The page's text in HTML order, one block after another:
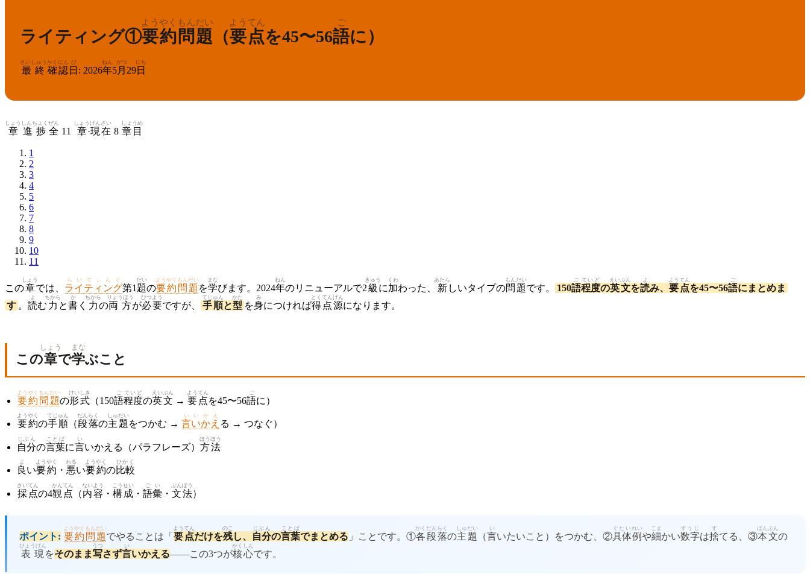
ライティング①要約
ようやく
問題
もんだい
（要点
ようてん
を45〜56語
ご
に）
最終
さいしゅう
確認
かくにん
日
び
: 2026年
ねん
5月
がつ
29日
にち
章
しょう
進捗
しんちょく
全
ぜん
11 章
しょう
·現在
げんざい
8 章目
しょうめ
1
2
3
4
5
6
7
8
9
10
11
この章
しょう
では、 ライティング
らいてぃんぐ
第1 題
だい
の要約問題
ようやくもんだい
を学
まな
びます。2024年
ねん
のリニューアルで2級
きゅう
に加
くわ
わった、 新
あたら
しいタイプの問題
もんだい
です。 150語
ご
程度
ていど
の英文
えいぶん
を読
よ
み、 要点
ようてん
を45〜56語
ご
にまとめま
す 。 読
よ
む 力
ちから
と書
か
く 力
ちから
の両方
りょうほう
が必要
ひつよう
ですが、 手順
てじゅん
と型
かた
を身
み
につければ得点
とくてん
源
げん
になります。
この章
しょう
で学
まな
ぶこと
要約問題
ようやくもんだい
の形式
けいしき
（150語
ご
程度
ていど
の英文
えいぶん
→ 要点
ようてん
を45〜56語
ご
に）
要約
ようやく
の手順
てじゅん
（段落
だんらく
の主題
しゅだい
をつかむ → 言いかえ
いいかえ
る → つなぐ）
自分
じぶん
の言葉
ことば
に言
い
いかえる（パラフレーズ） 方法
ほうほう
良
よ
い要約
ようやく
・ 悪
わる
い要約
ようやく
の比較
ひかく
採点
さいてん
の4観点
かんてん
（内容
ないよう
・ 構成
こうせい
・ 語彙
ごい
・ 文法
ぶんぽう
）
ポイント: 要約問題
ようやくもんだい
でやることは「 要点
ようてん
だけを残
のこ
し、 自分
じぶん
の言葉
ことば
でまとめる 」ことです。①各
かく
段落
だんらく
の主題
しゅだい
（言
い
いたいこと）をつかむ、②具体
ぐたい
例
れい
や細
こま
かい数字
すうじ
は捨
す
てる、③本文
ほんぶん
の
表現
ひょうげん
をそのまま写
うつ
さず言
い
いかえる——この3つが核心
かくしん
です。